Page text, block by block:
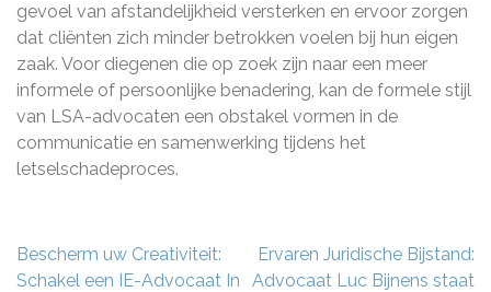
gevoel van afstandelijkheid versterken en ervoor zorgen
dat cliënten zich minder betrokken voelen bij hun eigen
zaak. Voor diegenen die op zoek zijn naar een meer
informele of persoonlijke benadering, kan de formele stijl
van LSA-advocaten een obstakel vormen in de
communicatie en samenwerking tijdens het
letselschadeproces.
Berichtnavigatie
Bescherm uw Creativiteit:
Schakel een IE-Advocaat In
Ervaren Juridische Bijstand:
Advocaat Luc Bijnens staat